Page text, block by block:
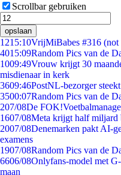
Scrollbar gebruiken
opslaan
1215:10VrijMiBabes #316
4015:09Random Pics van de
1009:49Vrouw krijgt 30
misdienaar in kerk
3609:46PostNL-bezorger
3500:07Random Pics van de
207/08De
1607/08Meta krijgt half miljard
2007/08Denemarken pakt AI-
examens
1907/08Random Pics van de
6606/08Onlyfans-model met
maan